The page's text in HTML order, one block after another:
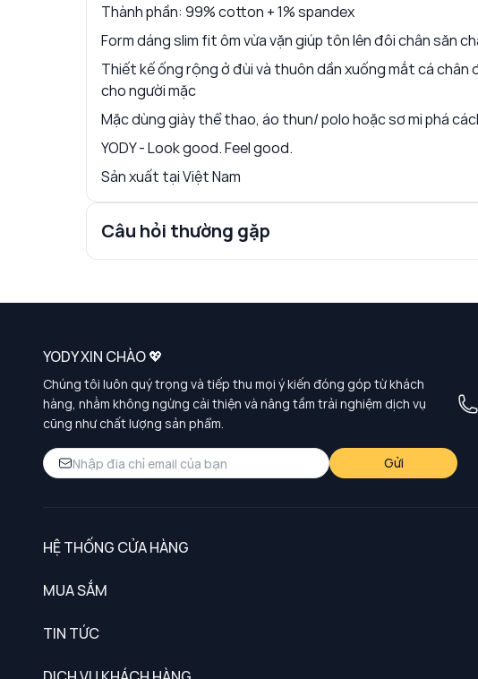
Thành phần: 99% cotton + 1% spandex
Form dáng slim fit ôm vừa vặn giúp tôn lên đôi chân săn
Thiết kế ống rộng ở đùi và thuôn dần xuống mắt cá chân
cho người mặc
Mặc dùng giày thể thao, áo thun/ polo hoặc sơ mi phá
YODY - Look good. Feel good.
Sản xuất tại Việt Nam
Câu hỏi thường gặp
YODY XIN CHÀO 💖
Chúng tôi luôn quý trọng và tiếp thu mọi ý kiến đóng góp từ khách
hàng, nhằm không ngừng cải thiện và nâng tầm trải nghiệm dịch vụ
cũng như chất lượng sản phẩm.
Gửi
HỆ THỐNG CỬA HÀNG
MUA SẮM
TIN TỨC